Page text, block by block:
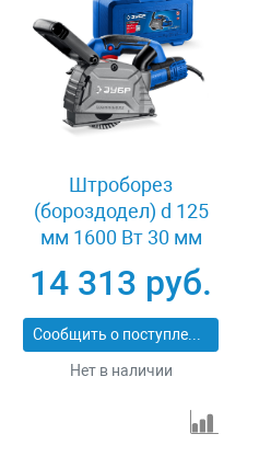
Штроборез
(бороздодел) d 125
мм 1600 Вт 30 мм
кейс Зубр ЗШ-П30-
1600 ПСТК
14 313 руб.
Сообщить о поступлении
Нет в наличии